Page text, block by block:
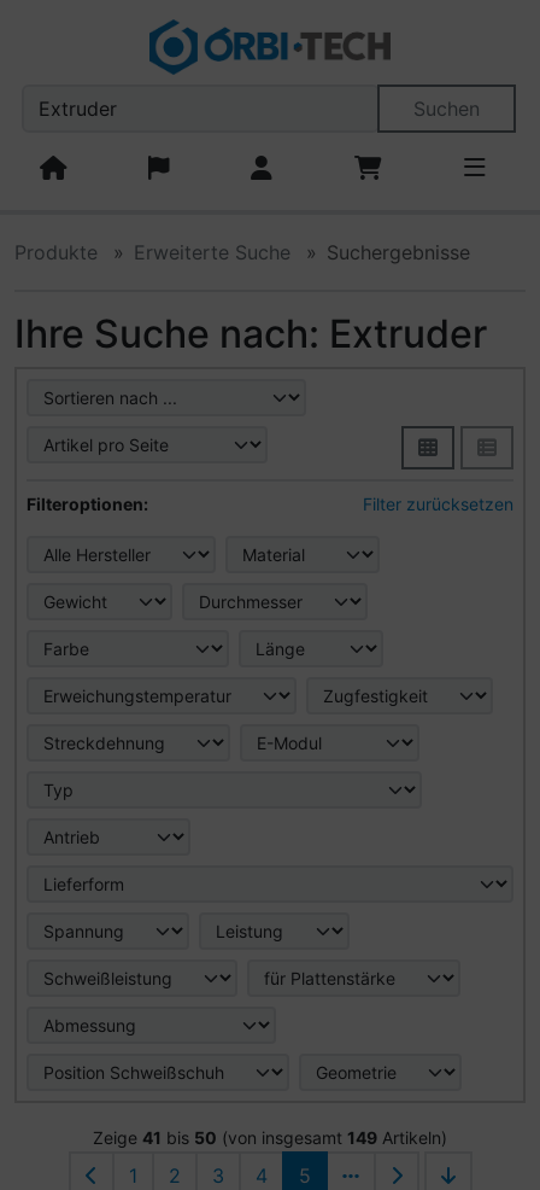
Sprungnavigation
Springe zum Inhalt Springe zur Navigation
Suchen
Produkte Erweiterte Suche Suchergebnisse
Ihre Suche nach: Extruder
Hier können Sie die nachfolgenden Artikel nach ihren
Filteroptionen: Filter zurücksetzen
Zeige 41 bis 50 (von insgesamt 149 Artikeln)
1 2 3 4 5